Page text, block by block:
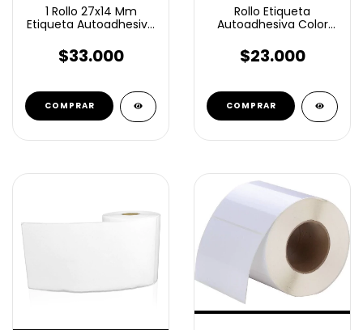
1 Rollo 27x14 Mm
Etiqueta Autoadhesiva
$33.000
Rollo Etiqueta
Autoadhesiva Color
unidades Ilustración
$23.000
COMPRAR